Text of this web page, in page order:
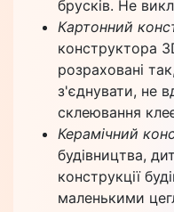
брусків. Не
Картонний
конструктора
розраховані
з'єднувати, не
склеювання
Керамічний
будівництва,
конструкції
маленькими